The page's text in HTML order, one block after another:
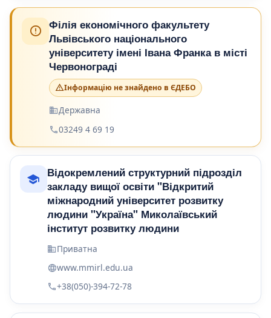
Філія економічного факультету
Львівського національного
університету імені Івана Франка в місті
Червонограді
Інформацію не знайдено в ЄДЕБО
Державна
03249 4 69 19
Відокремлений структурний підрозділ
закладу вищої освіти "Відкритий
міжнародний університет розвитку
людини "Україна" Миколаївський
інститут розвитку людини
Приватна
www.mmirl.edu.ua
+38(050)-394-72-78